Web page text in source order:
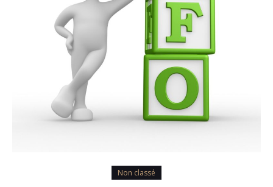
Non classé